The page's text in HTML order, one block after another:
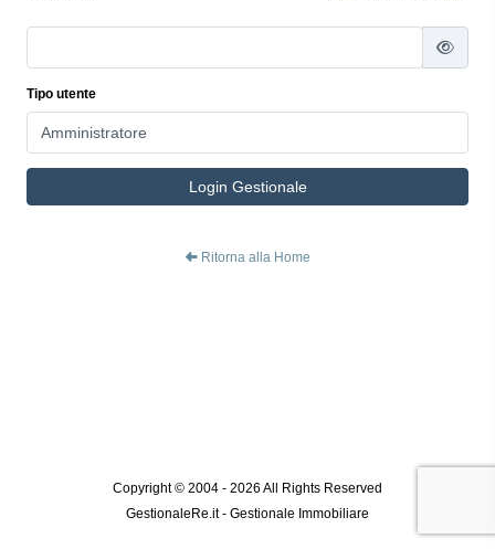
Tipo utente
Login Gestionale
Ritorna alla Home
Copyright © 2004 - 2026 All Rights Reserved
GestionaleRe.it - Gestionale Immobiliare